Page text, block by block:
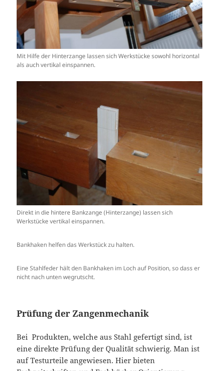
Mit Hilfe der Hinterzange lassen sich Werkstücke sowohl horizontal
als auch vertikal einspannen.
Direkt in die hintere Bankzange (Hinterzange) lassen sich
Werkstücke vertikal einspannen.
Bankhaken helfen das Werkstück zu halten.
Eine Stahlfeder hält den Bankhaken im Loch auf Position, so dass er
nicht nach unten wegrutscht.
Prüfung der Zangenmechanik
Bei Produkten, welche aus Stahl gefertigt sind, ist
eine direkte Prüfung der Qualität schwierig. Man ist
auf Testurteile angewiesen. Hier bieten